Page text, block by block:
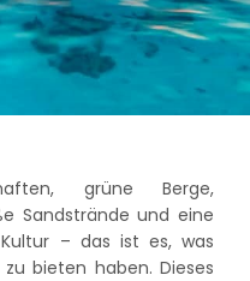
grüne Berge,
Sandstrände und eine
– das ist es, was
bieten haben. Dieses